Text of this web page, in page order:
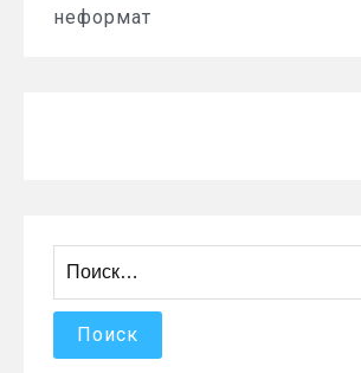
неформат